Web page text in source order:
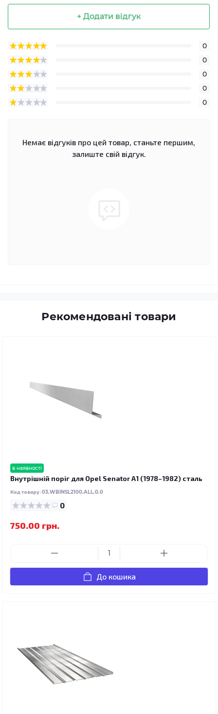
+ Додати відгук
0
0
0
0
0
Немає відгуків про цей товар, станьте першим,
залиште свій відгук.
Рекомендовані товари
в наявності
Внутрішній поріг для Opel Senator A1 (1978–1982) сталь
Код товару:03.WBINSL2100.ALL.0.0
0
750.00 грн.
До кошика